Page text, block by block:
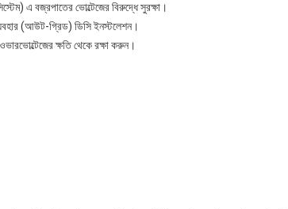
এ বজ্রপাতের ভোল্টেজের বিরুদ্ধে সুরক্ষা।
(আউট-গ্রিড) ডিসি ইনস্টলেশন।
ক্ষতি থেকে রক্ষা করুন।